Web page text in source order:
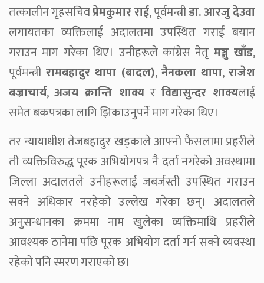
तत्कालीन गृहसचिवप्रेमकुमार राई, पूर्वमन्त्रीडा. आरजु देउवा
लगायतका व्यक्तिलाई अदालतमा उपस्थित गराई बयान
गराउन माग गरेका थिए। उनीहरूले कांग्रेस नेतृ मञ्जु खाँड,
पूर्वमन्त्री रामबहादुर थापा (बादल), नैनकला थापा,राजेश
बज्राचार्य,अजय क्रान्ति शाक्यर विद्यासुन्दर शाक्यलाई
समेत बकपत्रका लागि झिकाउनुपर्ने माग गरेका थिए।
तर न्यायाधीश तेजबहादुर खड्काले आफ्नो फैसलामा प्रहरीले
ती व्यक्तिविरुद्ध पूरक अभियोगपत्र नै दर्ता नगरेको अवस्थामा
जिल्ला अदालतले उनीहरूलाई जबर्जस्ती उपस्थित गराउन
सक्ने अधिकार नरहेको उल्लेख गरेका छन्। अदालतले
अनुसन्धानका क्रममा नाम खुलेका व्यक्तिमाथि प्रहरीले
आवश्यक ठानेमा पछि पूरक अभियोग दर्ता गर्न सक्ने व्यवस्था
रहेको पनि स्मरण गराएको छ।